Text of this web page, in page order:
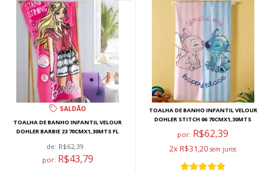
SALDÃO
TOALHA DE BANHO INFANTIL VELOUR
DOHLER BARBIE 23 70CMX1,30MTS FL
de: R$62,39
por: R$43,79
TOALHA DE BANHO INFANTIL VELOUR
DOHLER STITCH 06 70CMX1,30MTS
por: R$62,39
2x R$31,20